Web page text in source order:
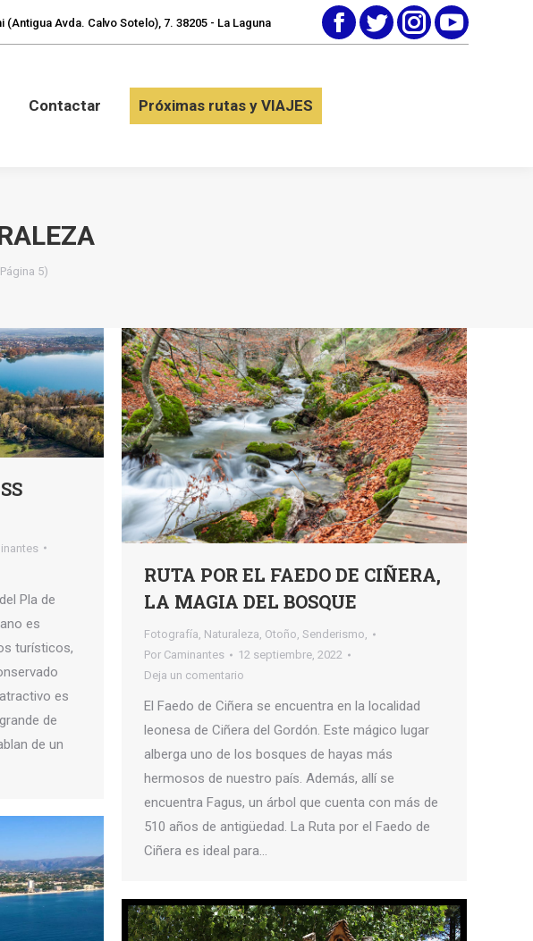
Avda. Calvo Sotelo), 7. 38205 - La Laguna
FacebookTwitterInstagramYouTube
Contactar Próximas rutas y VIAJES
5)
Pla de
es
turísticos,
es
de
de un
RUTA POR EL FAEDO DE CIÑERA,
LA MAGIA DEL BOSQUE
Fotografía, Naturaleza, Otoño, Senderismo,
Por Caminantes
12 septiembre, 2022
Deja un comentario
El Faedo de Ciñera se encuentra en la localidad
leonesa de Ciñera del Gordón. Este mágico lugar
alberga uno de los bosques de hayas más
hermosos de nuestro país. Además, allí se
encuentra Fagus, un árbol que cuenta con más de
510 años de antigüedad. La Ruta por el Faedo de
Ciñera es ideal para…